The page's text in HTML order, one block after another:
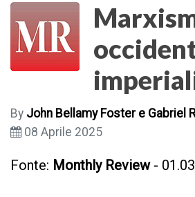
By John Bellamy Foster e Gabriel
08 Aprile 2025
Fonte: Monthly Review-